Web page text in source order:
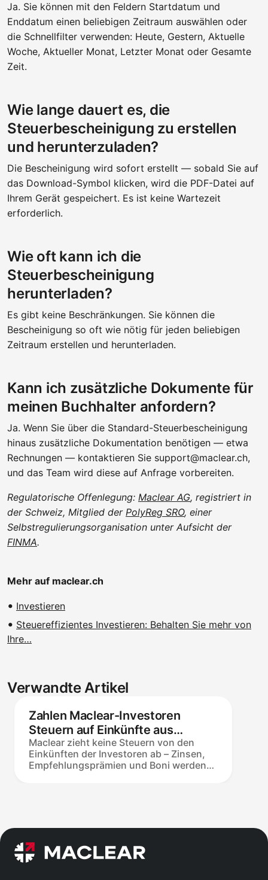
Ja. Sie können mit den Feldern Startdatum und
Enddatum einen beliebigen Zeitraum auswählen oder
die Schnellfilter verwenden: Heute, Gestern, Aktuelle
Woche, Aktueller Monat, Letzter Monat oder Gesamte
Zeit.
Wie lange dauert es, die
Steuerbescheinigung zu erstellen
und herunterzuladen?
Die Bescheinigung wird sofort erstellt — sobald Sie auf
das Download-Symbol klicken, wird die PDF-Datei auf
Ihrem Gerät gespeichert. Es ist keine Wartezeit
erforderlich.
Wie oft kann ich die
Steuerbescheinigung
herunterladen?
Es gibt keine Beschränkungen. Sie können die
Bescheinigung so oft wie nötig für jeden beliebigen
Zeitraum erstellen und herunterladen.
Kann ich zusätzliche Dokumente für
meinen Buchhalter anfordern?
Ja. Wenn Sie über die Standard-Steuerbescheinigung
hinaus zusätzliche Dokumentation benötigen — etwa
Rechnungen — kontaktieren Sie support@maclear.ch,
und das Team wird diese auf Anfrage vorbereiten.
Regulatorische Offenlegung: Maclear AG, registriert in
der Schweiz, Mitglied der PolyReg SRO, einer
Selbstregulierungsorganisation unter Aufsicht der
FINMA.
Mehr auf maclear.ch
Investieren
Steuereffizientes Investieren: Behalten Sie mehr von
Ihre…
Verwandte Artikel
Zahlen Maclear-Investoren
Steuern auf Einkünfte aus
Investitionen: Wer ist
verantwortlich?
Maclear zieht keine Steuern von den
Einkünften der Investoren ab – Zinsen,
Empfehlungsprämien und Boni werden
Maclear ist kein Steuerberater;
konsultieren Sie einen qualifizierten